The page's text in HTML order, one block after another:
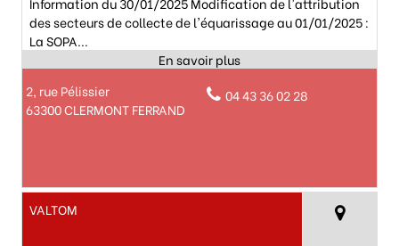
des secteurs de collecte de l'équarissage au 01/01/2025 :
La SOPA...
2, rue Pélissier
63300 CLERMONT FERRAND
04 43 36 02 28
VALTOM